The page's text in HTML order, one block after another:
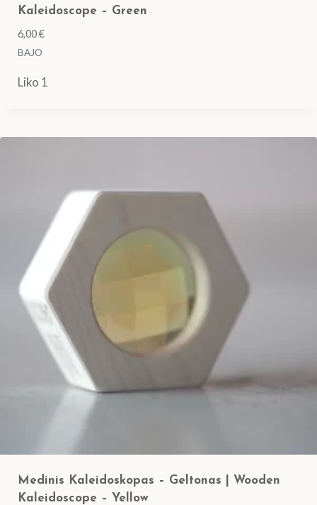
Kaleidoscope – Green
6,00€
BAJO
Liko 1
Medinis Kaleidoskopas – Geltonas | Wooden
Kaleidoscope – Yellow